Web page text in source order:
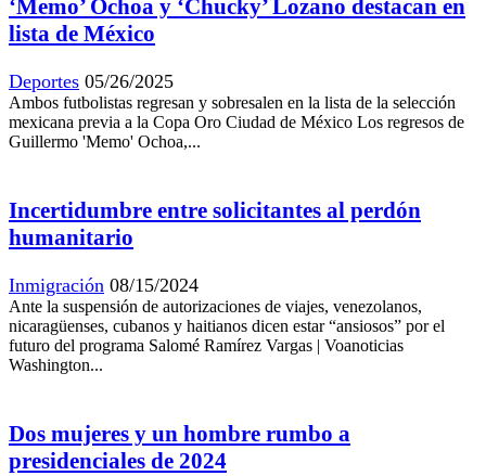
‘Memo’ Ochoa y ‘Chucky’ Lozano destacan en
lista de México
Deportes 05/26/2025
Ambos futbolistas regresan y sobresalen en la lista de la selección
mexicana previa a la Copa Oro Ciudad de México Los regresos de
Guillermo 'Memo' Ochoa,...
Incertidumbre entre solicitantes al perdón
humanitario
Inmigración 08/15/2024
Ante la suspensión de autorizaciones de viajes, venezolanos,
nicaragüenses, cubanos y haitianos dicen estar “ansiosos” por el
futuro del programa Salomé Ramírez Vargas | Voanoticias
Washington...
Dos mujeres y un hombre rumbo a
presidenciales de 2024